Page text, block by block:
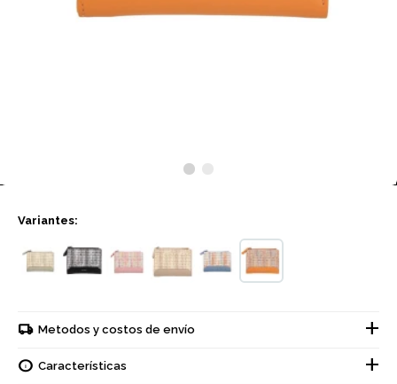
Variantes:
Metodos y costos de envío
Características